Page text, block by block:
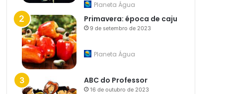
Planeta Água
Primavera: época de caju
9 de setembro de 2023
Planeta Água
ABC do Professor
16 de outubro de 2023